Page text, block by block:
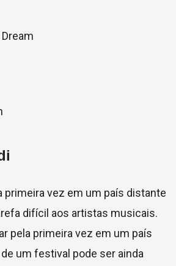
primeira vez em um país distante
difícil aos artistas musicais.
pela primeira vez em um país
um festival pode ser ainda